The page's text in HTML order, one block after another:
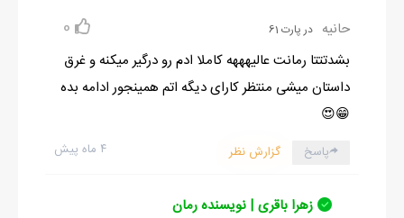
حانیه در پارت 61 0
بشدتتتا رمانت عالیهههه کاملا ادم رو درگیر میکنه و غرق
داستان میشی منتظر کارای دیگه اتم همینجور ادامه بده
😁😍
۴ ماه پیش پاسخ گزارش نظر
زهرا باقری | نویسنده رمان